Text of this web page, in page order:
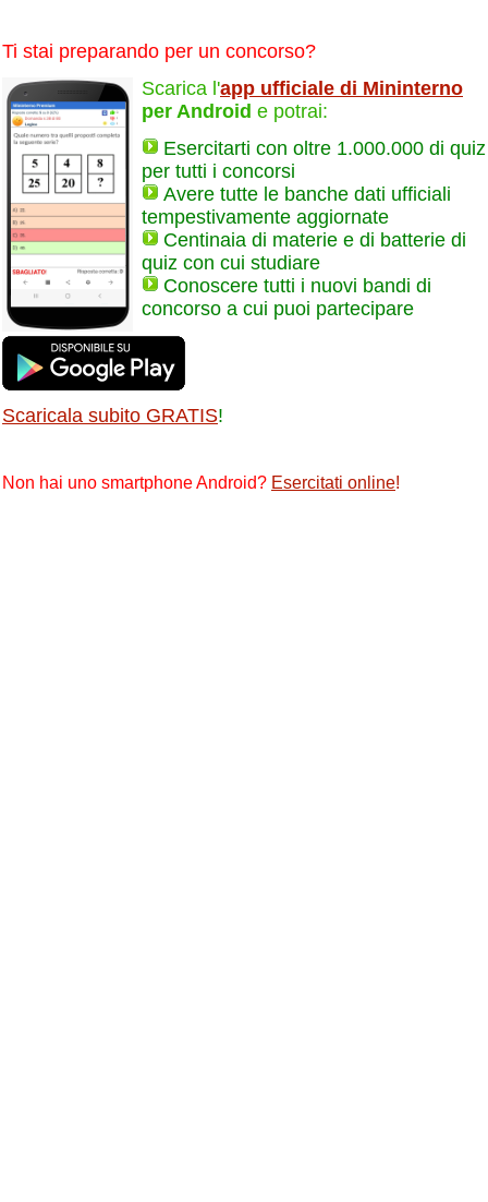
Ti stai preparando per un concorso?
Scarica l'app ufficiale di Mininterno
per Android e potrai:
Esercitarti con oltre 1.000.000 di quiz
per tutti i concorsi
Avere tutte le banche dati ufficiali
tempestivamente aggiornate
Centinaia di materie e di batterie di
quiz con cui studiare
Conoscere tutti i nuovi bandi di
concorso a cui puoi partecipare
Scaricala subito GRATIS!
Non hai uno smartphone Android? Esercitati online!